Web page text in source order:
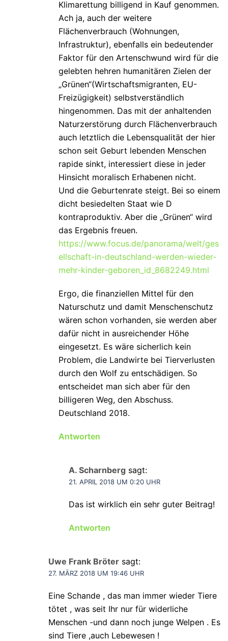
Klimarettung billigend in Kauf genommen.
Ach ja, auch der weitere
Flächenverbrauch (Wohnungen,
Infrastruktur), ebenfalls ein bedeutender
Faktor für den Artenschwund wird für die
gelebten hehren humanitären Zielen der
„Grünen“(Wirtschaftsmigranten, EU-
Freizügigkeit) selbstverständlich
hingenommen. Das mit der anhaltenden
Naturzerstörung durch Flächenverbrauch
auch letztlich die Lebensqualität der hier
schon seit Geburt lebenden Menschen
rapide sinkt, interessiert diese in jeder
Hinsicht moralisch Erhabenen nicht.
Und die Geburtenrate steigt. Bei so einem
dicht besiedelten Staat wie D
kontraproduktiv. Aber die „Grünen“ wird
das Ergebnis freuen.
https://www.focus.de/panorama/welt/ges
ellschaft-in-deutschland-werden-wieder-
mehr-kinder-geboren_id_8682249.html
Ergo, die finanziellen Mittel für den
Naturschutz und damit Menschenschutz
wären schon vorhanden, sie werden aber
dafür nicht in ausreichender Höhe
eingesetzt. Es wäre sicherlich kein
Problem, die Landwirte bei Tierverlusten
durch den Wolf zu entschädigen. So
entscheidet man sich aber für den
billigeren Weg, den Abschuss.
Deutschland 2018.
Antworten
A. Scharnberg sagt:
21. APRIL 2018 UM 0:20 UHR
Das ist wirklich ein sehr guter Beitrag!
Antworten
Uwe Frank Bröter sagt:
27. MÄRZ 2018 UM 19:46 UHR
Eine Schande , das man immer wieder Tiere
tötet , was seit Ihr nur für widerliche
Menschen -und dann noch junge Welpen . Es
sind Tiere ,auch Lebewesen !